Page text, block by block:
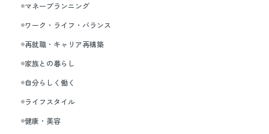
マネープランニング
ワーク・ライフ・バランス
再就職・キャリア再構築
家族との暮らし
自分らしく働く
ライフスタイル
健康・美容